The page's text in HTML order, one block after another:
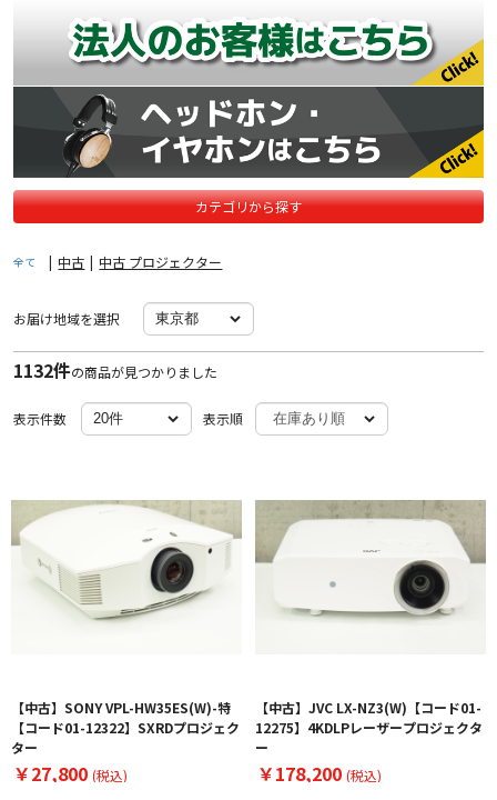
カテゴリから探す
全て | 中古 | 中古 プロジェクター
お届け地域を選択
1132件の商品が見つかりました
表示件数 表示順
【中古】SONY VPL-HW35ES(W)-特
【コード01-12322】SXRDプロジェク
ター
￥27,800 (税込)
【中古】JVC LX-NZ3(W)【コード01-
12275】4KDLPレーザープロジェクタ
ー
￥178,200 (税込)